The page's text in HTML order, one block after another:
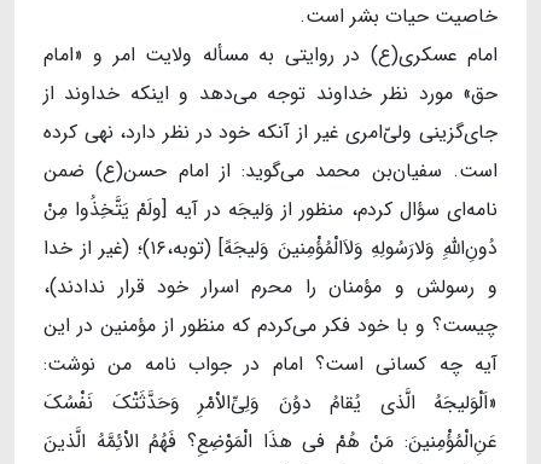
خاصیت حیات بشر است.
امام عسکری(ع) در روایتی به مسأله ولایت امر و «امام
حق» مورد نظر خداوند توجه می‌دهد و اینکه خداوند از
جای‌گزینی ولیّ‌امری غیر از آنکه خود در نظر دارد، نهی کرده
است. سفیان‌بن محمد می‌گوید: از امام حسن(ع) ضمن
نامه‌ای سؤال کردم، منظور از وَلیجَه در آیه [ولَمْ یَتَّخِذُوا مِنْ
دُونِ‌اللّهِِ وَلارَسُولِهِ وَلاَالْمُؤْمِنینَ وَلیجَهً] (توبه،۱۶)؛ (غیر از خدا
و رسولش و مؤمنان را محرم اسرار خود قرار ندادند)،
چیست؟ و با خود فکر می‌کردم که منظور از مؤمنین در این
آیه چه کسانی است؟ امام در جواب نامه من نوشت:
«اَلْوَلیجَهُ الَّذی یُقامُ دوُنَ وَلِیِّ‌الاْمْرِ وَحَدَّثَتْکَ نَفْسُکَ
عَنِ‌الْمُؤْمِنینَ: مَنْ هُمْ فی هذَا الْمَوْضِعِ؟ فَهُمُ الاْئِمَّهُ الَّذینَ